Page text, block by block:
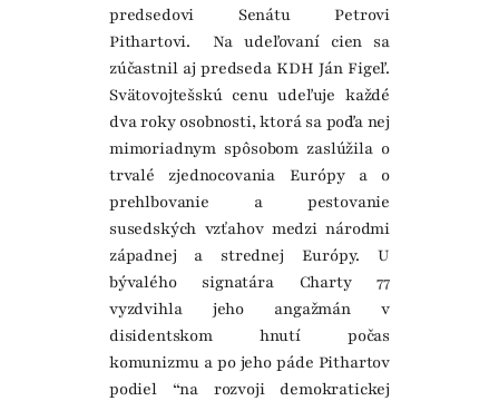
predsedovi Senátu Petrovi
Pithartovi. Na udeľovaní cien sa
zúčastnil aj predseda KDH Ján Figeľ.
Svätovojtešskú cenu udeľuje každé
dva roky osobnosti, ktorá sa podľa nej
mimoriadnym spôsobom zaslúžila o
trvalé zjednocovania Európy a o
prehlbovanie a pestovanie
susedských vzťahov medzi národmi
západnej a strednej Európy. U
bývalého signatára Charty 77
vyzdvihla jeho angažmán v
disidentskom hnutí počas
komunizmu a po jeho páde Pithartov
podiel “na rozvoji demokratickej